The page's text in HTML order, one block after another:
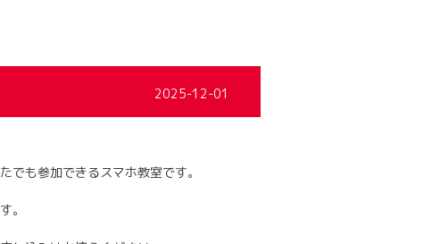
2025-12-01
でも参加できるスマホ教室です。
。